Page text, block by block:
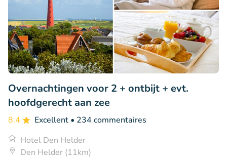
Overnachtingen voor 2 + ontbijt + evt.
hoofdgerecht aan zee
8.4 Excellent • 234 commentaires
Hotel Den Helder
Den Helder (11km)